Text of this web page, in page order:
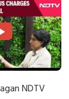
NDTV